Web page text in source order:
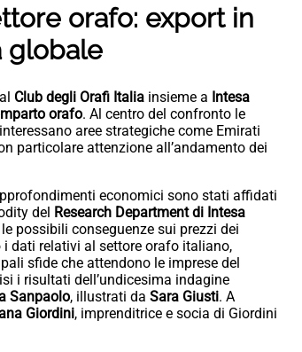
orafo: export in
globale
Club degli Orafi Italia insieme a Intesa
orafo. Al centro del confronto le
aree strategiche come Emirati
particolare attenzione all’andamento dei
economici sono stati affidati
del Research Department di Intesa
possibili conseguenze sui prezzi dei
i dati relativi al settore orafo italiano,
sfide che attendono le imprese del
i risultati dell’undicesima indagine
Sanpaolo, illustrati da Sara Giusti. A
Giordini, imprenditrice e socia di Giordini